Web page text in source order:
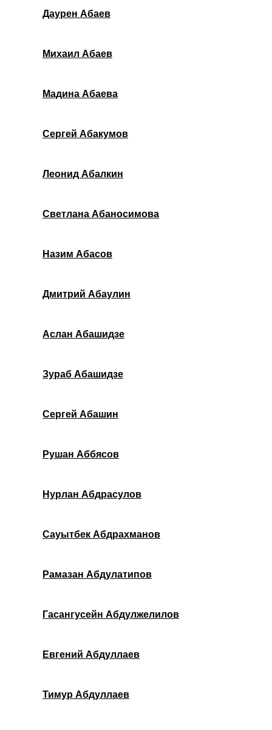
Даурен Абаев
Михаил Абаев
Мадина Абаева
Сергей Абакумов
Леонид Абалкин
Светлана Абаносимова
Назим Абасов
Дмитрий Абаулин
Аслан Абашидзе
Зураб Абашидзе
Сергей Абашин
Рушан Аббясов
Нурлан Абдрасулов
Сауытбек Абдрахманов
Рамазан Абдулатипов
Гасангусейн Абдулжелилов
Евгений Абдуллаев
Тимур Абдуллаев